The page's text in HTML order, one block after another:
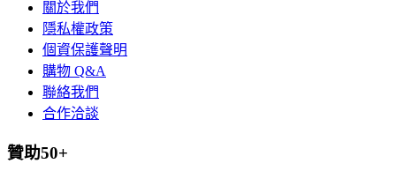
關於我們
隱私權政策
個資保護聲明
購物 Q&A
聯絡我們
合作洽談
贊助50+